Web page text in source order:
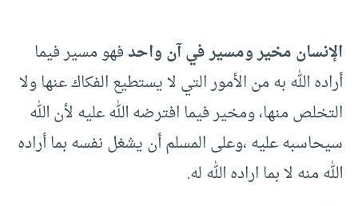
الإنسان مخير ومسير في آن واحدفهو مسير فيما
أراده الله به من الأمور التي لا يستطيع الفكاك عنها ولا
التخلص منها، ومخير فيما افترضه الله عليه لأن الله
سيحاسبه عليه ،وعلى المسلم أن يشغل نفسه بما أراده
الله منه لا بما اراده الله له.